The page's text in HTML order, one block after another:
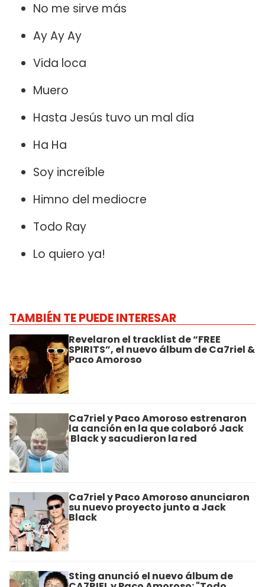
No me sirve más
Ay Ay Ay
Vida loca
Muero
Hasta Jesús tuvo un mal día
Ha Ha
Soy increíble
Himno del mediocre
Todo Ray
Lo quiero ya!
TAMBIÉN TE PUEDE INTERESAR
Revelaron el tracklist de “FREE
SPIRITS”, el nuevo álbum de Ca7riel &
Paco Amoroso
Ca7riel y Paco Amoroso estrenaron
la canción en la que colaboró Jack
Black y sacudieron la red
Ca7riel y Paco Amoroso anunciaron
su nuevo proyecto junto a Jack
Black
Sting anunció el nuevo álbum de